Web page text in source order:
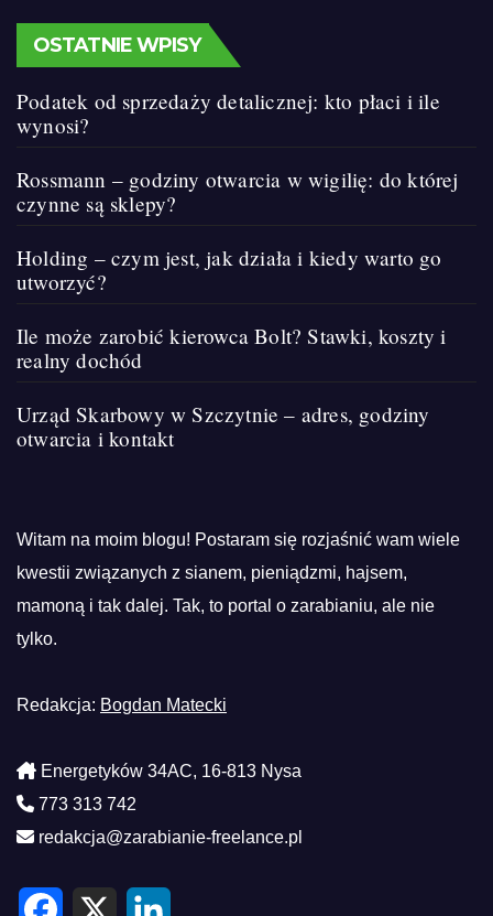
OSTATNIE WPISY
Podatek od sprzedaży detalicznej: kto płaci i ile
wynosi?
Rossmann – godziny otwarcia w wigilię: do której
czynne są sklepy?
Holding – czym jest, jak działa i kiedy warto go
utworzyć?
Ile może zarobić kierowca Bolt? Stawki, koszty i
realny dochód
Urząd Skarbowy w Szczytnie – adres, godziny
otwarcia i kontakt
Witam na moim blogu! Postaram się rozjaśnić wam wiele
kwestii związanych z sianem, pieniądzmi, hajsem,
mamoną i tak dalej. Tak, to portal o zarabianiu, ale nie
tylko.
Redakcja: Bogdan Matecki
Energetyków 34AC, 16-813 Nysa
773 313 742
redakcja@zarabianie-freelance.pl
F
X